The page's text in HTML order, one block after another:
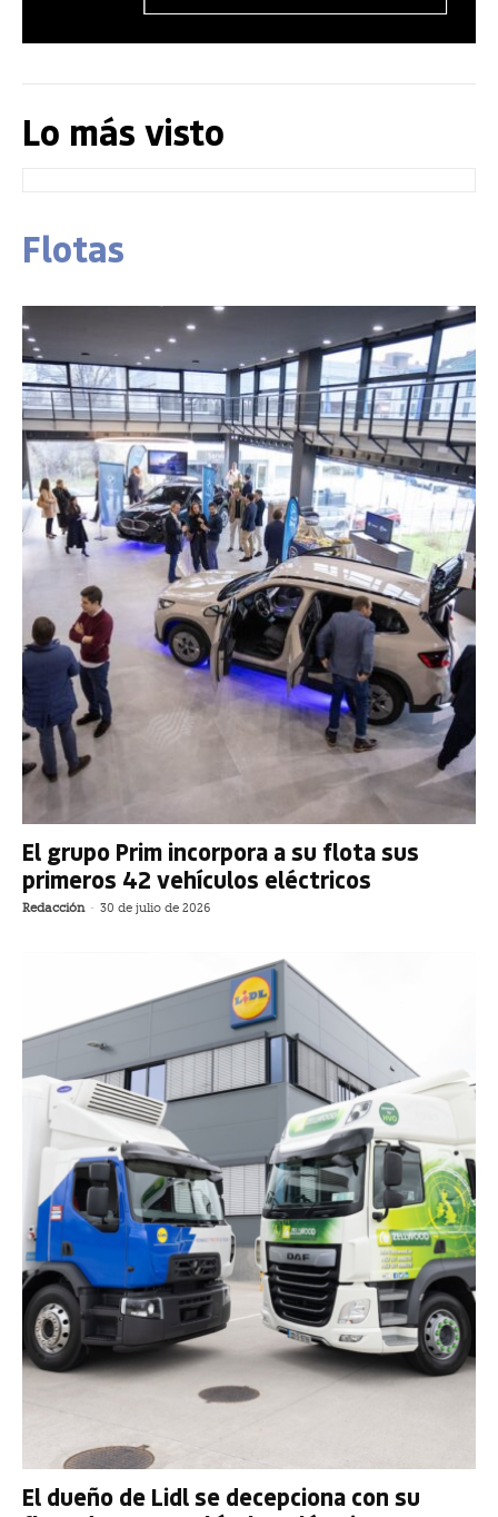
Lo más visto
Flotas
El grupo Prim incorpora a su flota sus
primeros 42 vehículos eléctricos
Redacción - 30 de julio de 2026
El dueño de Lidl se decepciona con su